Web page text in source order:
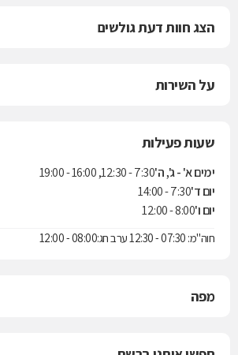
הצג חוות דעת גולשים
על השירות
שעות פעילות
ימים א' - ג', ה'7:30 - 12:30, 16:00 - 19:00
יום ד'7:30 - 14:00
יום ו'8:00 - 12:00
חוה"מ: 07:30 - 12:30 ערב חג:08:00 - 12:00
מפה